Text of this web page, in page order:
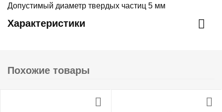
Допустимый диаметр твердых частиц 5 мм
Характеристики
Похожие товары